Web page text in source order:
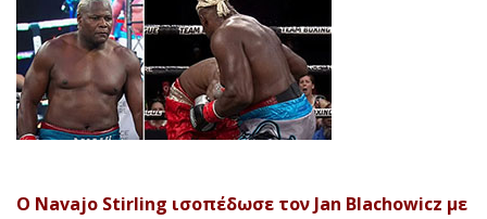
Ο Navajo Stirling ισοπέδωσε τον Jan Blachowicz με